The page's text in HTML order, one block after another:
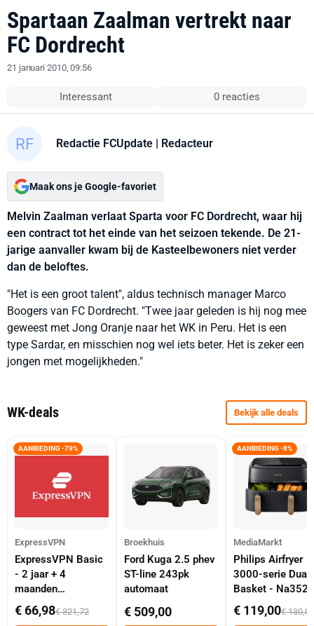
Spartaan Zaalman vertrekt naar
FC Dordrecht
21 januari 2010, 09:56
Interessant 0 reacties
Redactie FCUpdate | Redacteur
Maak ons je Google-favoriet
Melvin Zaalman verlaat Sparta voor FC Dordrecht, waar hij
een contract tot het einde van het seizoen tekende. De 21-
jarige aanvaller kwam bij de Kasteelbewoners niet verder
dan de beloftes.
"Het is een groot talent", aldus technisch manager Marco
Boogers van FC Dordrecht. "Twee jaar geleden is hij nog mee
geweest met Jong Oranje naar het WK in Peru. Het is een
type Sardar, en misschien nog wel iets beter. Het is zeker een
jongen met mogelijkheden."
WK-deals Bekijk alle deals
AANBIEDING -79%
ExpressVPN
ExpressVPN Basic
- 2 jaar + 4
maanden
abonnement
€ 66,98€ 321,72
Broekhuis
Ford Kuga 2.5 phev
ST-line 243pk
automaat
€ 509,00
AANBIEDING -8%
MediaMarkt
Philips Airfryer
3000-serie Dual
Basket -
Dubbele Mand 9
Tot 6 Personen
€ 119,00€ 130,00